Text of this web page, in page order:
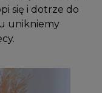
się i dotrze do
unikniemy